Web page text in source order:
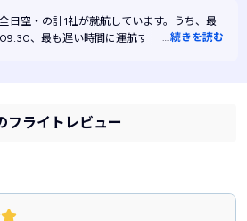
全日空・ の計1社が就航しています。うち、最
、最も遅い時間に運航するのは09:30で
…続きを読む
フライトレビュー